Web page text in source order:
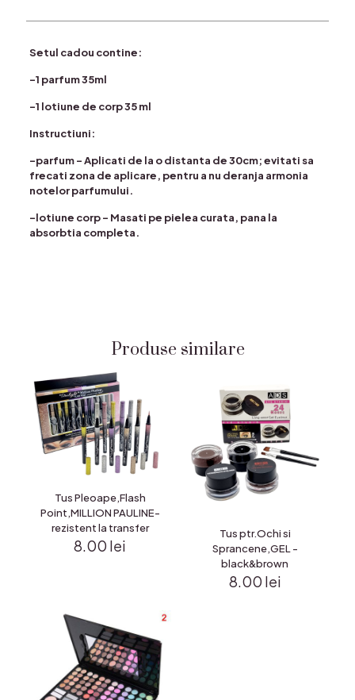
Setul cadou contine:
-1 parfum 35ml
-1 lotiune de corp 35 ml
Instructiuni:
-parfum – Aplicati de la o distanta de 30cm; evitati sa
frecati zona de aplicare, pentru a nu deranja armonia
notelor parfumului.
-lotiune corp – Masati pe pielea curata, pana la
absorbtia completa.
Produse similare
Tus Pleoape,Flash
Point,MILLION PAULINE-
rezistent la transfer
8.00 lei
Tus ptr.Ochi si
Sprancene,GEL -
black&brown
8.00 lei